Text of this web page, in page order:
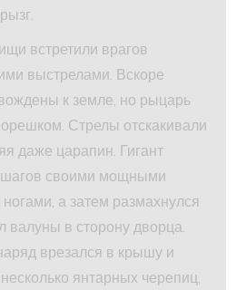
встретили врагов
выстрелами. Вскоре
к земле, но рыцарь
Стрелы отскакивали
даже царапин. Гигант
шагов своими мощными
а затем размахнулся
валуны в сторону дворца.
врезался в крышу и
янтарных черепиц,